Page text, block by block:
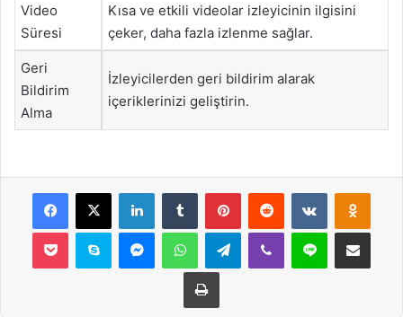
Video
Süresi
Kısa ve etkili videolar izleyicinin ilgisini
çeker, daha fazla izlenme sağlar.
Geri
Bildirim
Alma
İzleyicilerden geri bildirim alarak
içeriklerinizi geliştirin.
Facebook
X LinkedInTumblr PinterestReddit VKontakte
Pocket Skype MessengerWhatsAppTelegramViber Line E-Posta ile
Yazdır